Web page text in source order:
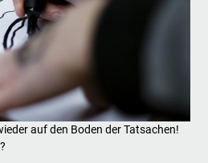
auf den Boden der Tatsachen!